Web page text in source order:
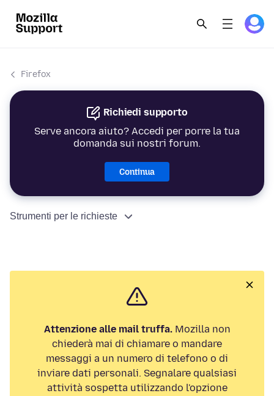
Firefox
Richiedi supporto
Serve ancora aiuto? Accedi per porre la tua
domanda sui nostri forum.
Continua
Strumenti per le richieste
Attenzione alle mail truffa.Mozilla non
chiederà mai di chiamare o mandare
messaggi a un numero di telefono o di
inviare dati personali. Segnalare qualsiasi
attività sospetta utilizzando l'opzione